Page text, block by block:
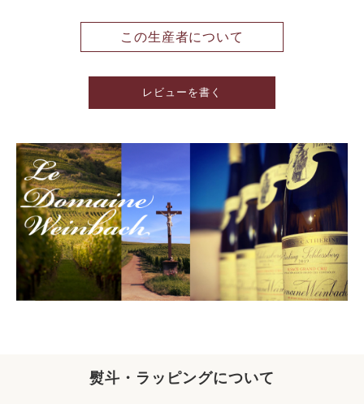
この生産者について
レビューを書く
熨斗・ラッピングについて